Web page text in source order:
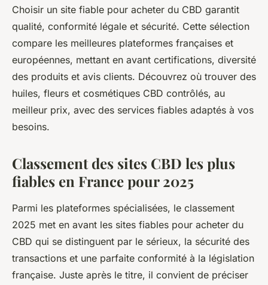
Top 10 des meilleurs sites cbd
pour un achat fiable et de
qualité
Jeanne•19 mai 2025• 6 min de lecture
Choisir un site fiable pour acheter du CBD garantit
qualité, conformité légale et sécurité. Cette sélection
compare les meilleures plateformes françaises et
européennes, mettant en avant certifications, diversité
des produits et avis clients. Découvrez où trouver des
huiles, fleurs et cosmétiques CBD contrôlés, au
meilleur prix, avec des services fiables adaptés à vos
besoins.
Classement des sites CBD les plus
fiables en France pour 2025
Parmi les plateformes spécialisées, le classement
2025 met en avant les sites fiables pour acheter du
CBD qui se distinguent par le sérieux, la sécurité des
transactions et une parfaite conformité à la législation
française. Juste après le titre, il convient de préciser